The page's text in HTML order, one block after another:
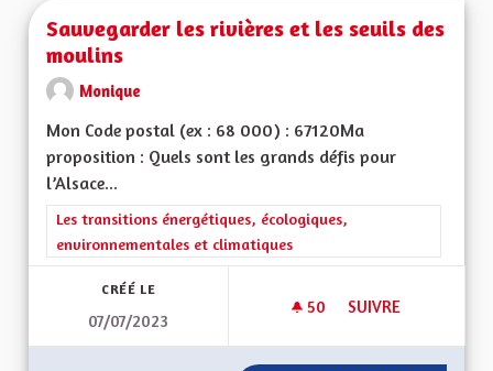
Sauvegarder les rivières et les seuils des
moulins
Monique
Mon Code postal (ex : 68 000) : 67120Ma
proposition : Quels sont les grands défis pour
l’Alsace...
Filtrer les résultats de la catégorie : Les transitions
Les transitions énergétiques, écologiques,
environnementales et climatiques
CRÉÉ LE
07/07/2023
50 50 ABONNÉS
SUIVRE